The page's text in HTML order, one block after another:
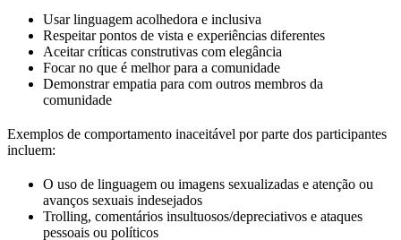
Usar linguagem acolhedora e inclusiva
Respeitar pontos de vista e experiências diferentes
Aceitar críticas construtivas com elegância
Focar no que é melhor para a comunidade
Demonstrar empatia para com outros membros da
comunidade
Exemplos de comportamento inaceitável por parte dos participantes
incluem:
O uso de linguagem ou imagens sexualizadas e atenção ou
avanços sexuais indesejados
Trolling, comentários insultuosos/depreciativos e ataques
pessoais ou políticos